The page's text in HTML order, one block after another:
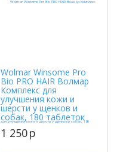
Wolmar Winsome Pro
Bio PRO HAIR Волмар
Комплекс для
улучшения кожи и
шерсти у щенков и
собак, 180 таблеток
1 250p